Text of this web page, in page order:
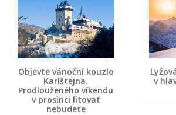
Objevte vánoční kouzlo
Karlštejna.
Prodlouženého víkendu
v prosinci litovat
nebudete
v